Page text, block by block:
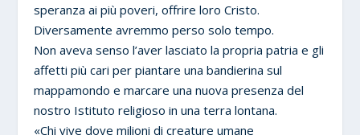
speranza ai più poveri, offrire loro Cristo.
Diversamente avremmo perso solo tempo.
Non aveva senso l’aver lasciato la propria patria e gli
affetti più cari per piantare una bandierina sul
mappamondo e marcare una nuova presenza del
nostro Istituto religioso in una terra lontana.
«Chi vive dove milioni di creature umane